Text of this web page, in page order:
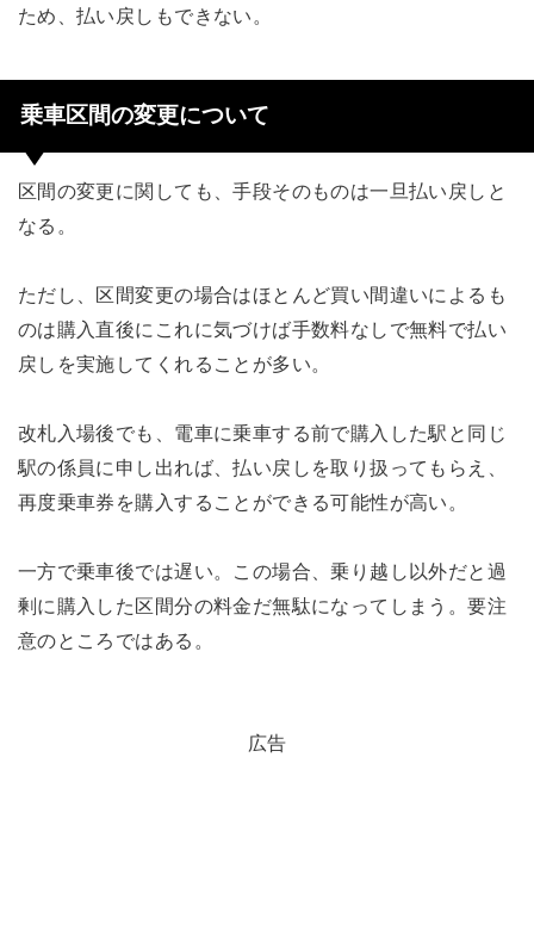
ため、払い戻しもできない。
乗車区間の変更について
区間の変更に関しても、手段そのものは一旦払い戻しと
なる。
ただし、区間変更の場合はほとんど買い間違いによるも
のは購入直後にこれに気づけば手数料なしで無料で払い
戻しを実施してくれることが多い。
改札入場後でも、電車に乗車する前で購入した駅と同じ
駅の係員に申し出れば、払い戻しを取り扱ってもらえ、
再度乗車券を購入することができる可能性が高い。
一方で乗車後では遅い。この場合、乗り越し以外だと過
剰に購入した区間分の料金だ無駄になってしまう。要注
意のところではある。
広告